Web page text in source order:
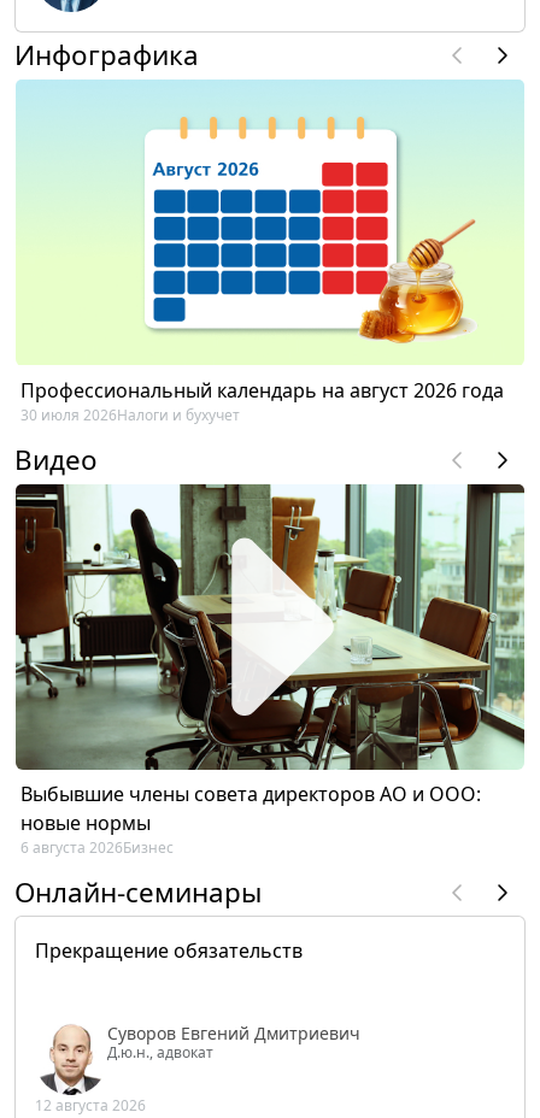
Инфографика
Профессиональный календарь на август 2026 года
30 июля 2026Налоги и бухучет
Видео
Выбывшие члены совета директоров АО и ООО:
новые нормы
6 августа 2026Бизнес
Онлайн-семинары
Прекращение обязательств
Суворов Евгений Дмитриевич
Д.ю.н., адвокат
12 августа 2026